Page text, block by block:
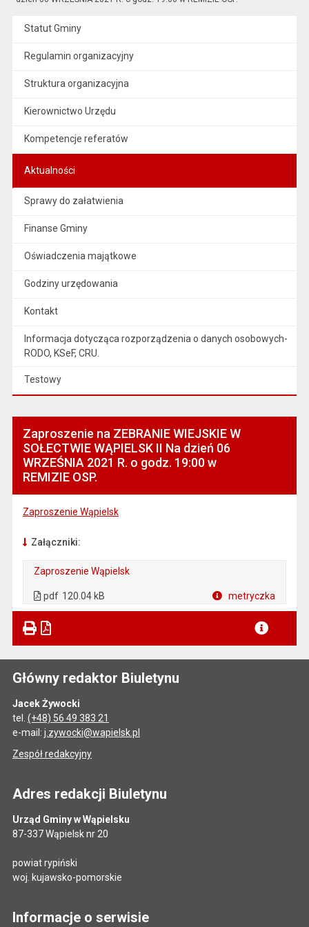
Statut Gminy
Regulamin organizacyjny
Struktura organizacyjna
Kierownictwo Urzędu
Kompetencje referatów
Aktualności
Sprawy do załatwienia
Finanse Gminy
Oświadczenia majątkowe
Godziny urzędowania
Kontakt
Informacja dotycząca rozporządzenia o danych osobowych-
RODO, KSeF, CRU.
Testowy
Zaproszenie na ZEBRANIE WIEJSKIE W
SOŁECTWIE WĄPIELSK II Na dzień 06
WRZEŚNIA 2021 R. o godz. 19:00 w
REMIZIE OSP.
Zaproszenie Wąpielsk
Załączniki:
Zaproszenie Wąpielsk
pdf 120.04 kB metryczka
Główny redaktor Biuletynu
Jacek Żywocki
tel. (+48) 56 49 383 21
e-mail: j.zywocki@wapielsk.pl
Zespół redakcyjny
Adres redakcji Biuletynu
Urząd Gminy w Wąpielsku
87-337 Wąpielsk nr 20
powiat rypiński
woj. kujawsko-pomorskie
Informacje o serwisie